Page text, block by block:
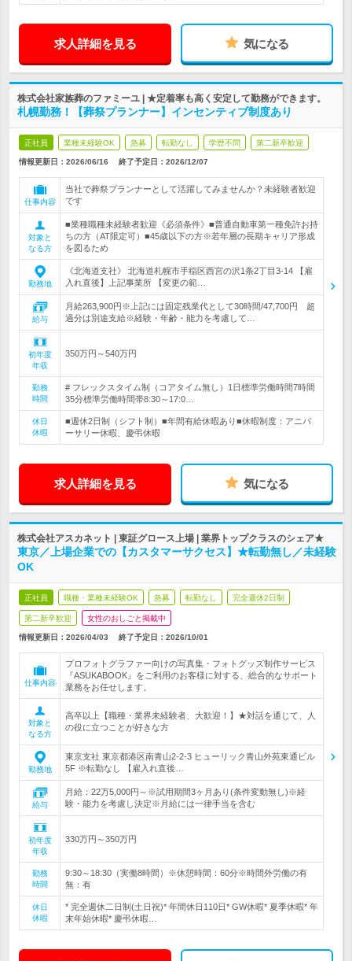
求人詳細を見る 気になる
株式会社家族葬のファミーユ | ★定着率も高く安定して勤務ができます。
札幌勤務！【葬祭プランナー】インセンティブ制度あり
正社員 業種未経験OK 急募 転勤なし 学歴不問 第二新卒歓迎
情報更新日：2026/06/16 終了予定日： 2026/12/07
仕事内容
当社で葬祭プランナーとして活躍してみませんか？未経験者歓迎
です
対象と
なる方
■業種職種未経験者歓迎《必須条件》■普通自動車第一種免許お持
ちの方（AT限定可）■45歳以下の方※若年層の長期キャリア形成
を図るため
勤務地
《北海道支社》 北海道札幌市手稲区西宮の沢1条2丁目3-14 【雇
入れ直後】上記事業所 【変更の範…
給与
月給263,900円※上記には固定残業代として30時間/47,700円 超
過分は別途支給※経験・年齢・能力を考慮して…
初年度
年収
350万円～540万円
勤務
時間
# フレックスタイム制（コアタイム無し）1日標準労働時間7時間
35分標準労働時間帯8:30～17:0…
休日
休暇
■週休2日制（シフト制）■年間有給休暇あり■休暇制度：アニバ
ーサリー休暇、慶弔休暇
求人詳細を見る 気になる
株式会社アスカネット | 東証グロース上場 | 業界トップクラスのシェア★
東京／上場企業での【カスタマーサクセス】★転勤無し／未経験
OK
正社員 職種・業種未経験OK 急募 転勤なし 完全週休2日制
第二新卒歓迎 女性のおしごと掲載中
情報更新日：2026/04/03 終了予定日： 2026/10/01
仕事内容
プロフォトグラファー向けの写真集・フォトグッズ制作サービス
『ASUKABOOK』をご利用のお客様に対する、総合的なサポート
業務をお任せします。
対象と
なる方
高卒以上【職種・業界未経験者、大歓迎！】★対話を通じて、人
の役に立つことが好きな方
勤務地
東京支社 東京都港区南青山2-2-3 ヒューリック青山外苑東通ビル
5F ※転勤なし 【雇入れ直後…
給与
月給：22万5,000円～※試用期間3ヶ月あり(条件変動無し)※経
験・能力を考慮し決定※月給には一律手当を含む
初年度
年収
330万円～350万円
勤務
時間
9:30～18:30（実働8時間）※休憩時間：60分※時間外労働の有
無：有
休日
休暇
* 完全週休二日制(土日祝)* 年間休日110日* GW休暇* 夏季休暇* 年
末年始休暇* 慶弔休暇…